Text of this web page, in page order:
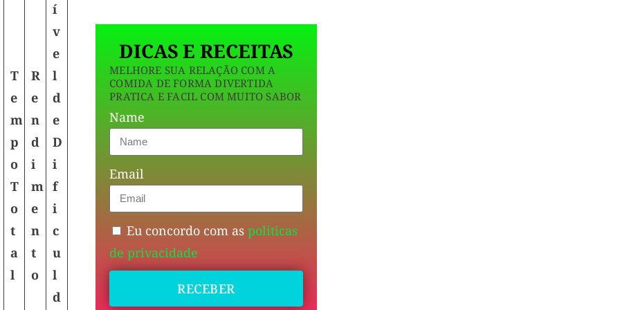
T
e
m
p
o
T
o
t
a
l
R
e
n
d
i
m
e
n
t
o
í
v
e
l
d
e
D
i
f
i
c
u
l
d
DICAS E RECEITAS
MELHORE SUA RELAÇÃO COM A
COMIDA DE FORMA DIVERTIDA
PRATICA E FACIL COM MUITO SABOR
Name
Email
Eu concordo com aspoliticas
de privacidade
RECEBER